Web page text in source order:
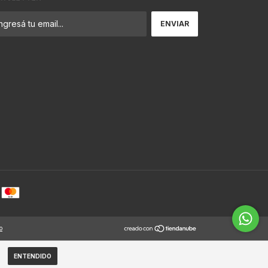
ENTENDIDO